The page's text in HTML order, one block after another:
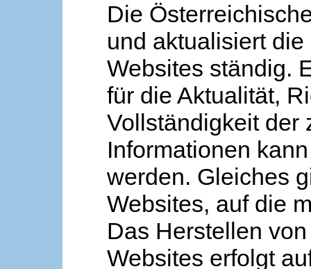
Die
und aktualisiert
Websites ständig.
für die Aktualität,
Vollständigkeit der
Informationen
werden. Gleiches
Websites, auf die
Das Herstellen
Websites erfolgt